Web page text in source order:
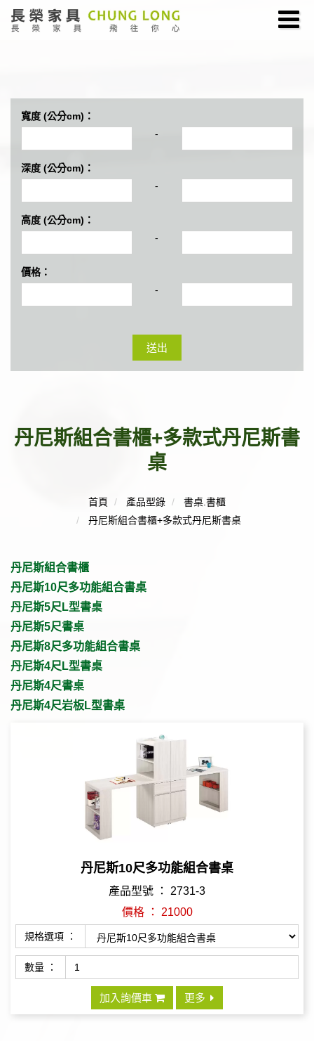
寬度 (公分cm)：
-
深度 (公分cm)：
-
高度 (公分cm)：
-
價格：
-
送出
丹尼斯組合書櫃+多款式丹尼斯書
桌
首頁 產品型錄
書桌.書櫃
丹尼斯組合書櫃+多款式丹尼斯書桌
丹尼斯組合書櫃
丹尼斯10尺多功能組合書桌
丹尼斯5尺L型書桌
丹尼斯5尺書桌
丹尼斯8尺多功能組合書桌
丹尼斯4尺L型書桌
丹尼斯4尺書桌
丹尼斯4尺岩板L型書桌
丹尼斯10尺多功能組合書桌
產品型號 ： 2731-3
價格 ： 21000
規格選項 ：
數量 ：
加入詢價車 更多